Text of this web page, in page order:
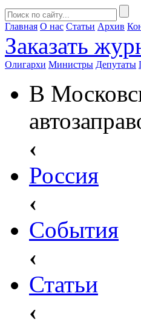
Главная О нас Статьи Архив
Заказать
Олигархи Министры Депутаты
В
‹
Россия
‹
События
‹
Статьи
‹